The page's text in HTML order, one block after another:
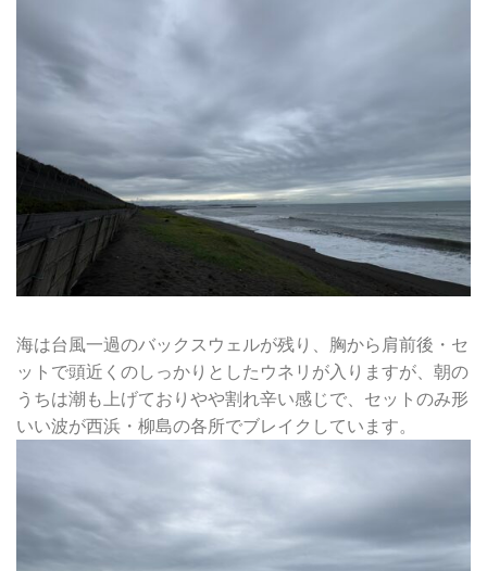
海は台風一過のバックスウェルが残り、胸から肩前後・セ
ットで頭近くのしっかりとしたウネリが入りますが、朝の
うちは潮も上げておりやや割れ辛い感じで、セットのみ形
いい波が西浜・柳島の各所でブレイクしています。